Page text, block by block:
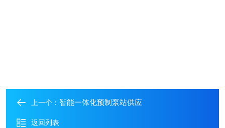
上一个： 智能一体化预制泵站供应
返回列表